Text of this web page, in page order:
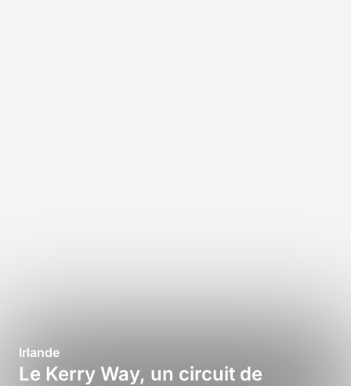
Irlande
Le Kerry Way, un circuit de